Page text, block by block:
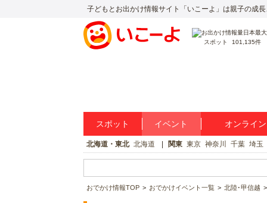
子どもとお出かけ情報サイト「いこーよ」は親子の成長
スポット 101,135件
スポット イベント オンライ
北海道・東北 北海道 関東 東京 神奈川 千葉 埼玉
おでかけ情報TOP おでかけイベント一覧 北陸･甲信越